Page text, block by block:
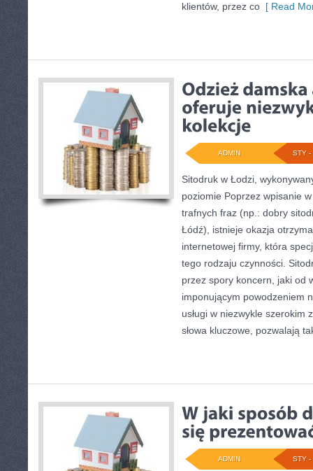
klientów, przez co [ Read
STY -
ADMIN
Sitodruk w Łodzi,
poziomie Poprzez wpisanie
trafnych fraz (np.: dobry
Łódź), istnieje okazja
internetowej firmy, która
tego rodzaju czynności.
przez spory koncern, jaki od
imponującym powodzeniem
usługi w niezwykle szerokim
słowa kluczowe, pozwalają
STY -
ADMIN